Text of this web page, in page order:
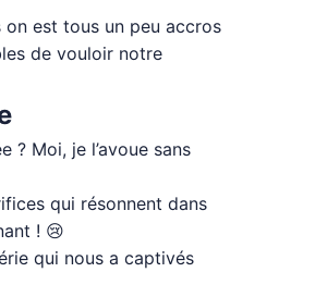
est tous un peu accros
de vouloir notre
Moi, je l’avoue sans
qui résonnent dans
! 😢
qui nous a captivés